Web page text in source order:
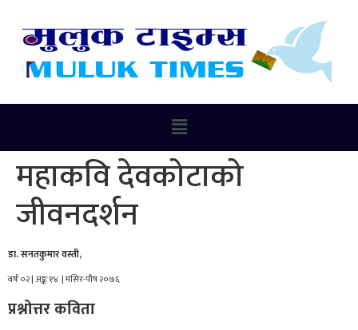
महाकवि देवकोटाको
जीवनदर्शन
डा. सनतकुमार वस्ती,
वर्षः ०२ | अङ्कः १४ | मंसिर-पौष २०७६
प्रश्नोत्तर कविता